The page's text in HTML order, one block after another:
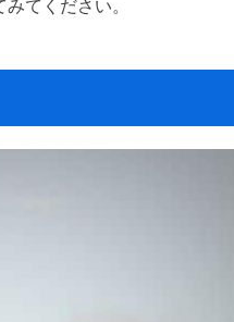
てください。